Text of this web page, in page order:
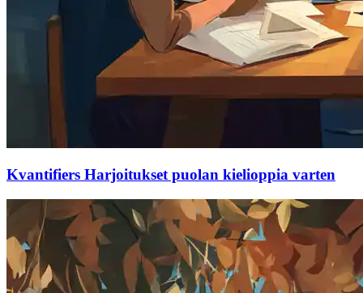
Kvantifiers Harjoitukset puolan kielioppia varten